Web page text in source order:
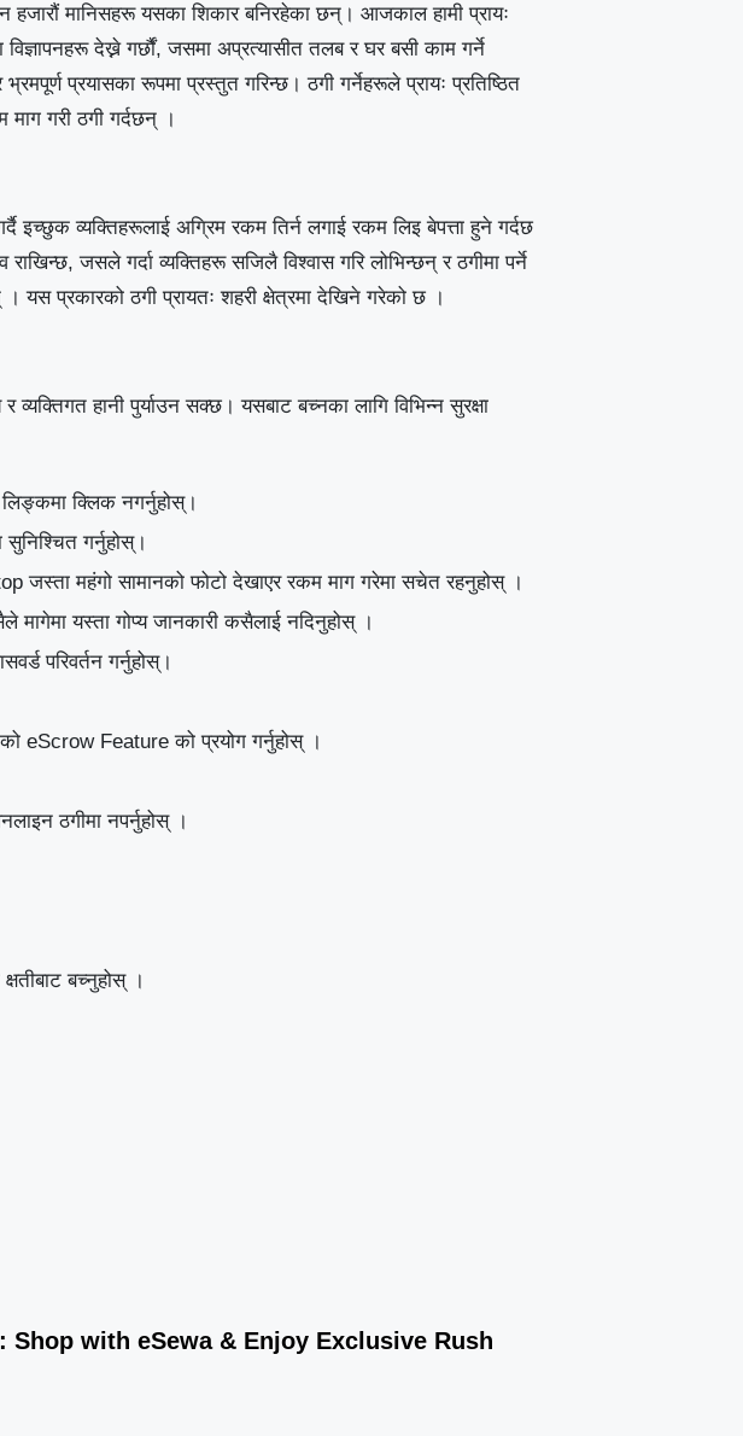
हजारौं मानिसहरू यसका शिकार बनिरहेका छन्। आजकाल हामी प्रायः
देख्ने गर्छौं, जसमा अप्रत्यासीत तलब र घर बसी काम गर्ने
प्रयासका रूपमा प्रस्तुत गरिन्छ। ठगी गर्नेहरूले प्रायः प्रतिष्ठित
गरी ठगी गर्दछन् ।
इच्छुक व्यक्तिहरूलाई अग्रिम रकम तिर्न लगाई रकम लिइ बेपत्ता हुने गर्दछ
जसले गर्दा व्यक्तिहरू सजिलै विश्वास गरि लोभिन्छन् र ठगीमा पर्ने
यस प्रकारको ठगी प्रायतः शहरी क्षेत्रमा देखिने गरेको छ ।
हानी पुर्याउन सक्छ। यसबाट बच्नका लागि विभिन्न सुरक्षा
क्लिक नगर्नुहोस्।
गर्नुहोस्।
जस्ता महंगो सामानको फोटो देखाएर रकम माग गरेमा सचेत रहनुहोस् ।
मागेमा यस्ता गोप्य जानकारी कसैलाई नदिनुहोस् ।
परिवर्तन गर्नुहोस्।
eScrow Feature को प्रयोग गर्नुहोस् ।
ठगीमा नपर्नुहोस् ।
बच्नुहोस् ।
Shop with eSewa & Enjoy Exclusive Rush